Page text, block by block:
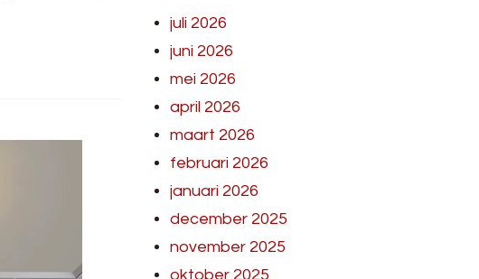
juli 2026
juni 2026
mei 2026
april 2026
maart 2026
februari 2026
januari 2026
december 2025
november 2025
oktober 2025